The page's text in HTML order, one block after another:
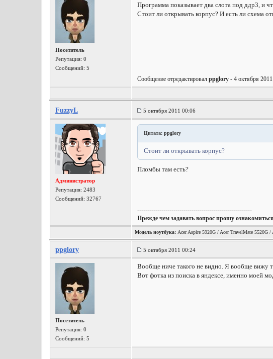
Посетитель
Репутация: 0
Сообщений: 5
Программа показывает два слота под ддр3, и
Стоит ли открывать корпус? И есть ли схема
Сообщение отредактировал ppglory- 4 октября
FuzzyL 5 октября 2011 00:06
Администратор
Репутация: 2483
Сообщений: 32767
Цитата: ppglory
Стоит ли открывать корпус?
Пломбы там есть?
---------------------------------------------------------
Прежде чем задавать вопрос прошу
Модель ноутбука:Acer Aspire 5920G / Acer TravelMate 5520G /
ppglory 5 октября 2011 00:24
Посетитель
Репутация: 0
Сообщений: 5
Вообще ниче такого не видно. Я вообще вижу
Вот фотка из поиска в яндексе, именно моей